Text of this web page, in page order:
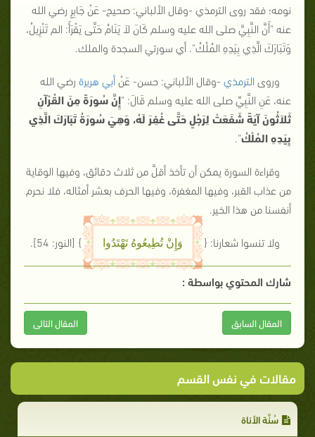
نومه؛ فقد روى الترمذي -وقال الألباني: صحيح- عَنْ جَابِرٍ رضي الله
عنه "أَنَّ النَّبِيَّ صلى الله عليه وسلم كَانَ لاَ يَنَامُ حَتَّى يَقْرَأَ: الم تَنْزِيلُ،
وَتَبَارَكَ الَّذِي بِيَدِهِ المُلْكُ". أي سورتي السجدة والملك.
وروى الترمذي -وقال الألباني: حسن- عَنْ أبي هريرة رضي الله
عنه، عَنِ النَّبِيِّ صلى الله عليه وسلم قَالَ: "إِنَّ سُورَةً مِنَ القُرْآنِ
ثَلاَثُونَ آيَةً شَفَعَتْ لِرَجُلٍ حَتَّى غُفِرَ لَهُ، وَهِيَ سُورَةُ تَبَارَكَ الَّذِي
بِيَدِهِ المُلْكُ"
.
وقراءة السورة يمكن أن تأخذ أقلَّ من ثلاث دقائق، وفيها الوقاية
من عذاب القبر، وفيها المغفرة، وفيها الحرف بعشر أمثاله، فلا نحرم
أنفسنا من هذا الخير.
ولا تنسوا شعارنا: { وَإِنْ تُطِيعُوهُ تَهْتَدُوا } [النور: 54] .
شارك المحتوي بواسطة :
المقال السابق المقال التالى
مقالات في نفس القسم
سُنَّة الأناة